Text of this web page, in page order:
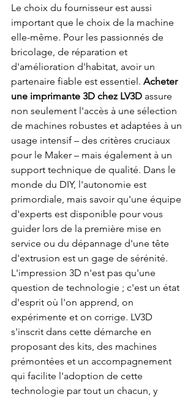
Le choix du fournisseur est aussi
important que le choix de la machine
elle-même. Pour les passionnés de
bricolage, de réparation et
d'amélioration d'habitat, avoir un
partenaire fiable est essentiel. Acheter
une imprimante 3D chez LV3D assure
non seulement l'accès à une sélection
de machines robustes et adaptées à un
usage intensif – des critères cruciaux
pour le Maker – mais également à un
support technique de qualité. Dans le
monde du DIY, l'autonomie est
primordiale, mais savoir qu'une équipe
d'experts est disponible pour vous
guider lors de la première mise en
service ou du dépannage d'une tête
d'extrusion est un gage de sérénité.
L'impression 3D n'est pas qu'une
question de technologie ; c'est un état
d'esprit où l'on apprend, on
expérimente et on corrige. LV3D
s'inscrit dans cette démarche en
proposant des kits, des machines
prémontées et un accompagnement
qui facilite l'adoption de cette
technologie par tout un chacun, y